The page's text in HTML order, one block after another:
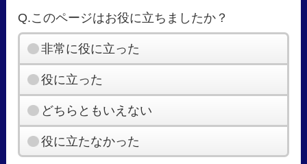
Q.このページはお役に立ちましたか？
非常に役に立った
役に立った
どちらともいえない
役に立たなかった